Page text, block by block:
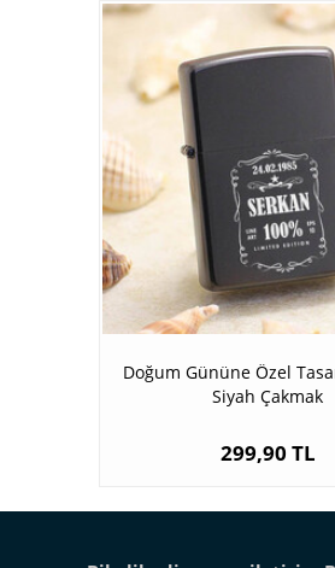
Doğum Gününe Özel
Siyah Çakmak
299,90 TL